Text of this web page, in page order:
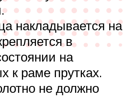
накладывается на
в
на
к раме прутках.
не должно